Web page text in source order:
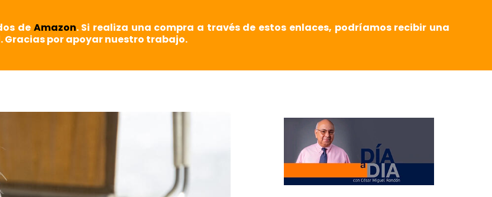
de Amazon. Si realiza una compra a través de estos enlaces, podríamos recibir una
por apoyar nuestro trabajo.